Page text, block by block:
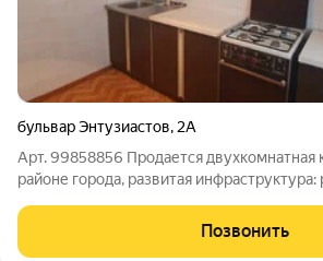
бульвар Энтузиастов, 2А
Арт. 99858856 Продается двухкомнатная
районе города, развитая инфраструктура:
поликлиника и многое другое...Квартира
светлая. Не угловая, средний
Позвонить